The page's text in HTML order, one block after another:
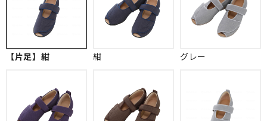
【片足】紺 紺 グレー